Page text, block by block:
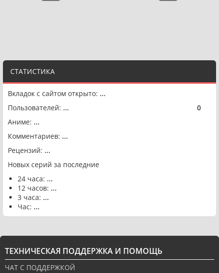
СТАТИСТИКА
Вкладок с сайтом открыто: ...
Пользователей: ... 0
Аниме: ...
Комментариев: ...
Рецензий: ...
Новых серий за последние
24 часа: ...
12 часов: ...
3 часа: ...
Час: ...
ТЕХНИЧЕСКАЯ ПОДДЕРЖКА И ПОМОЩЬ
ЧАТ С ПОДДЕРЖКОЙ